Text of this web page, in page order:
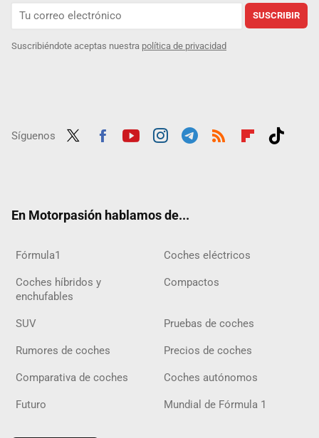
SUSCRIBIR
Suscribiéndote aceptas nuestra política de privacidad
Síguenos
En Motorpasión hablamos de...
Fórmula1 Coches eléctricos
Coches híbridos y
enchufables
Compactos
SUV Pruebas de coches
Rumores de coches Precios de coches
Comparativa de coches Coches autónomos
Futuro Mundial de Fórmula 1